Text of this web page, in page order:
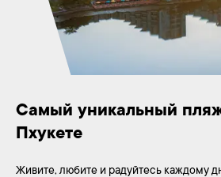
Самый уникальный
Пхукете
Живите, любите и радуйтесь каждому